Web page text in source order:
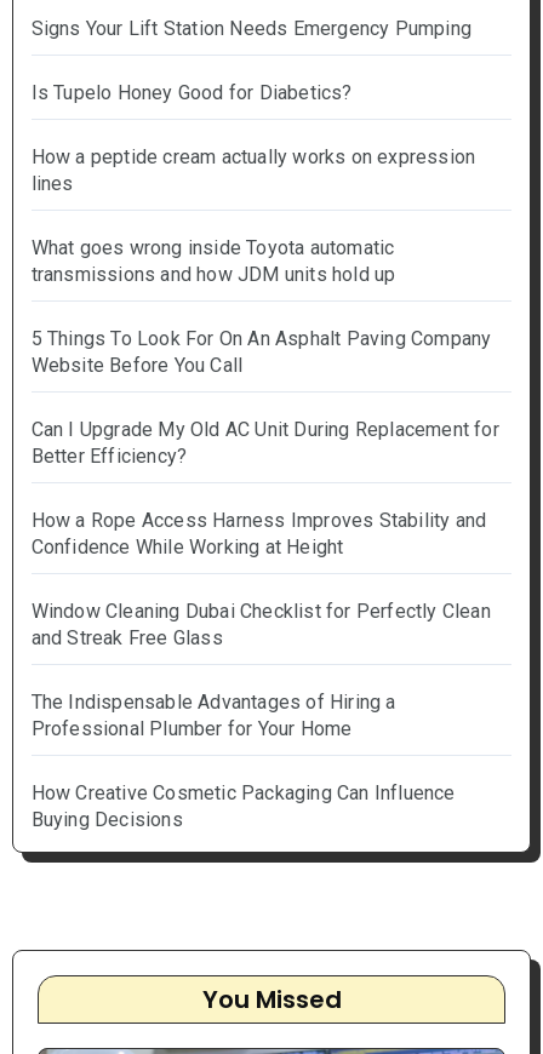
Signs Your Lift Station Needs Emergency Pumping
Is Tupelo Honey Good for Diabetics?
How a peptide cream actually works on expression
lines
What goes wrong inside Toyota automatic
transmissions and how JDM units hold up
5 Things To Look For On An Asphalt Paving Company
Website Before You Call
Can I Upgrade My Old AC Unit During Replacement for
Better Efficiency?
How a Rope Access Harness Improves Stability and
Confidence While Working at Height
Window Cleaning Dubai Checklist for Perfectly Clean
and Streak Free Glass
The Indispensable Advantages of Hiring a
Professional Plumber for Your Home
How Creative Cosmetic Packaging Can Influence
Buying Decisions
You Missed